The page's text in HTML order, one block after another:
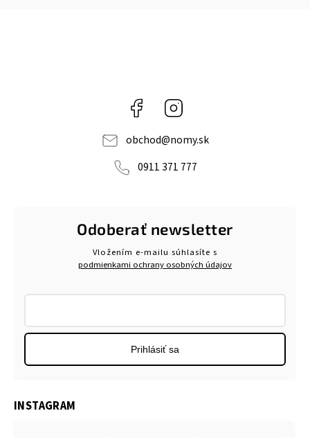
Facebook
obchod@nomy.sk
0911 371 777
Odoberať newsletter
Vložením e-mailu súhlasíte s
podmienkami ochrany osobných údajov
Prihlásiť sa
INSTAGRAM